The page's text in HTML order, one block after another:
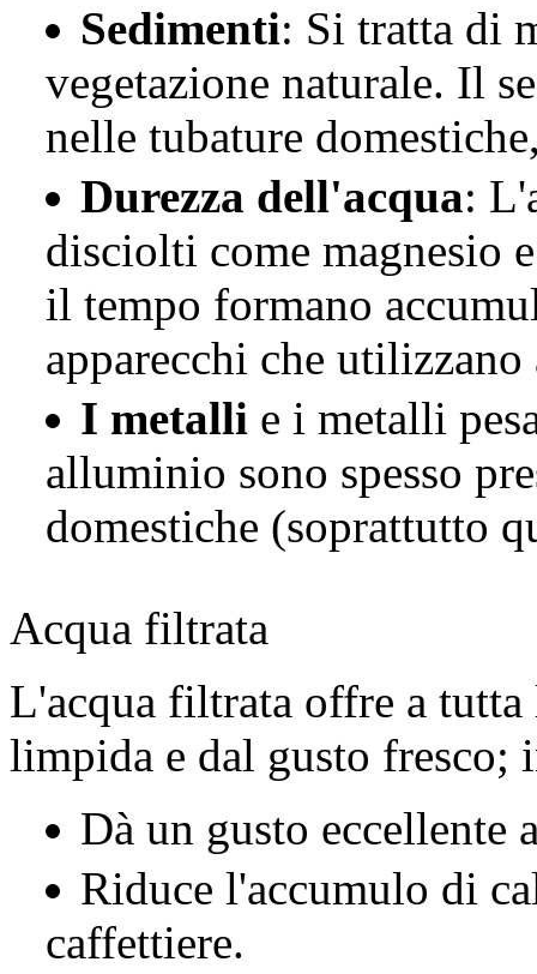
Sedimenti: Si tratta di
vegetazione naturale. Il
nelle tubature
Durezza dell'acqua:
disciolti come magnesio
il tempo formano
apparecchi che
I metalli e i metalli
alluminio sono spesso
domestiche (soprattutto
Acqua filtrata
L'acqua filtrata offre a
limpida e dal gusto fresco;
Dà un gusto eccellente
Riduce l'accumulo di
caffettiere.